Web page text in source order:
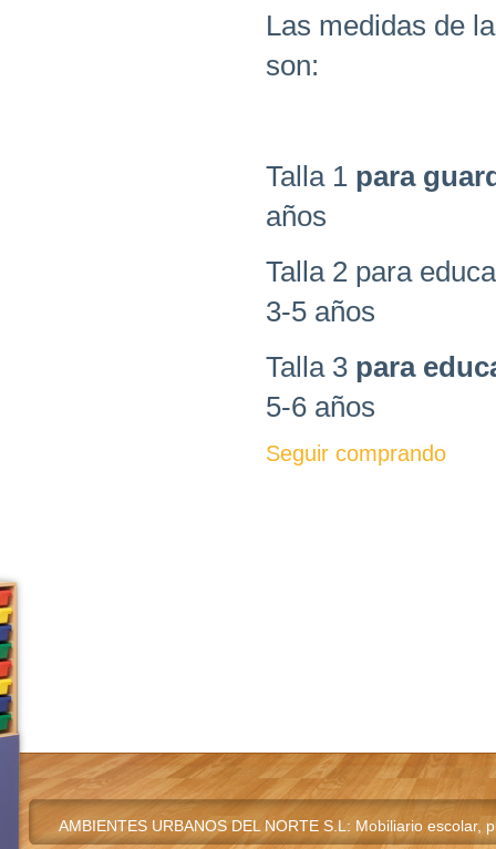
Las medidas de
son:
Talla 1 para
años
Talla 2 para
3-5 años
Talla 3 para
5-6 años
Seguir comprando
AMBIENTES URBANOS DEL NORTE S.L: Mobiliario escolar,